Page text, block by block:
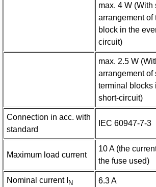
max. 4 W (With
arrangement of
block in the
circuit)
max. 2.5 W
arrangement of
terminal blocks
short-circuit)
Connection in acc. with
standard
IEC 60947-7-3
Maximum load current
10 A (the
the fuse used)
Nominal current I N 6.3 A